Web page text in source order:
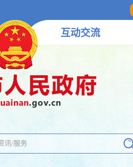
互动交流